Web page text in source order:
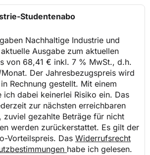
Studentenabo
Nachhaltige Industrie und
Ausgabe zum aktuellen
von 68,41 € inkl. 7 % MwSt., d.h.
Der Jahresbezugspreis wird
Rechnung gestellt. Mit einem
ich dabei keinerlei Risiko ein. Das
zur nächsten erreichbaren
zuviel gezahlte Beträge für nicht
werden zurückerstattet. Es gilt der
Vorteilspreis. Das Widerrufsrecht
habe ich gelesen.